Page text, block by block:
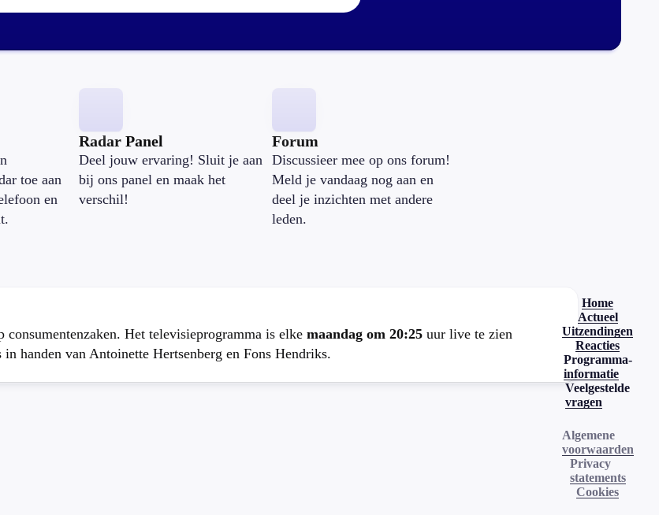
toe aan
en
Radar Panel
Deel jouw ervaring! Sluit je aan
bij ons panel en maak het
verschil!
Forum
Discussieer mee op ons forum!
Meld je vandaag nog aan en
deel je inzichten met andere
leden.
Het televisieprogramma is elke maandag om 20:25 uur live te zien
handen van Antoinette Hertsenberg en Fons Hendriks.
Home
Actueel
Uitzendingen
Reacties
Programma-
informatie
Veelgestelde
vragen
Algemene
voorwaarden
Privacy
statements
Cookies